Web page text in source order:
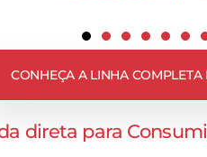
CONHEÇA A LINHA COMPLETA
direta para